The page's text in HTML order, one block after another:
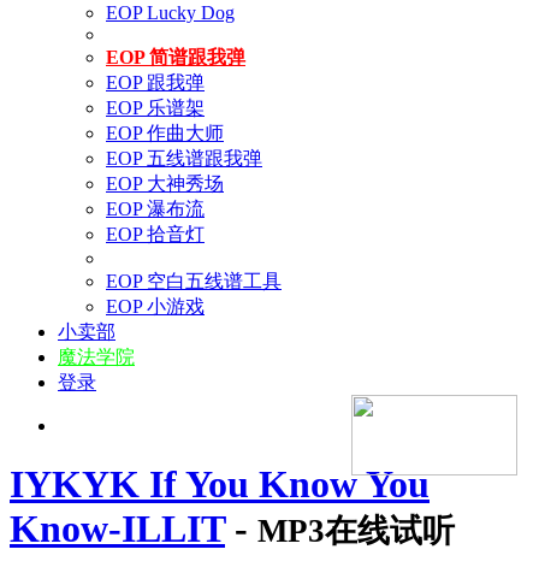
EOP Lucky Dog
EOP 简谱跟我弹
EOP 跟我弹
EOP 乐谱架
EOP 作曲大师
EOP 五线谱跟我弹
EOP 大神秀场
EOP 瀑布流
EOP 拾音灯
EOP 空白五线谱工具
EOP 小游戏
小卖部
魔法学院
登录
IYKYK If You Know You
Know-ILLIT- MP3在线试听